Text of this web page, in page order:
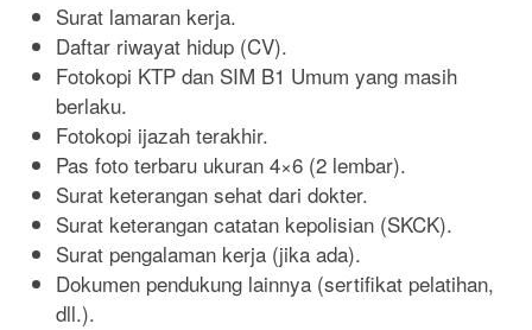
Surat lamaran kerja.
Daftar riwayat hidup (CV).
Fotokopi KTP dan SIM B1 Umum yang masih
berlaku.
Fotokopi ijazah terakhir.
Pas foto terbaru ukuran 4×6 (2 lembar).
Surat keterangan sehat dari dokter.
Surat keterangan catatan kepolisian (SKCK).
Surat pengalaman kerja (jika ada).
Dokumen pendukung lainnya (sertifikat pelatihan,
dll.).